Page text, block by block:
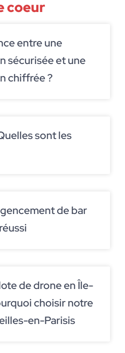
coeur
entre une
sécurisée et une
chiffrée ?
sont les
de bar
de drone en Île-
choisir notre
en-Parisis